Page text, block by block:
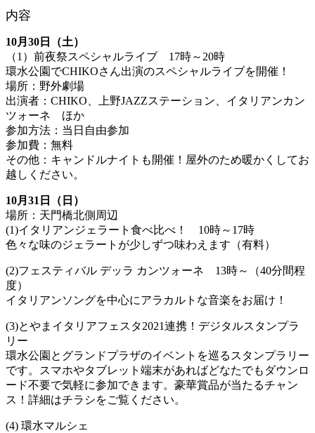
内容
10月30日（土）
（1）前夜祭スペシャルライブ 17時～20時
環水公園でCHIKOさん出演のスペシャルライブを開催！
場所：野外劇場
出演者：CHIKO、上野JAZZステーション、イタリアンカン
ツォーネ ほか
参加方法：当日自由参加
参加費：無料
その他：キャンドルナイトも開催！屋外のため暖かくしてお
越しください。
10月31日（日）
場所：天門橋北側周辺
(1)イタリアンジェラート食べ比べ！ 10時～17時
色々な味のジェラートが少しずつ味わえます（有料）
(2)フェスティバル デッラ カンツォーネ 13時～（40分間程
度）
イタリアンソングを中心にアラカルトな音楽をお届け！
(3)とやまイタリアフェスタ2021連携！デジタルスタンプラ
リー
環水公園とグランドプラザのイベントを巡るスタンプラリー
です。スマホやタブレット端末があればどなたでもダウンロ
ード不要で気軽に参加できます。豪華賞品が当たるチャン
ス！詳細はチラシをご覧ください。
(4) 環水マルシェ